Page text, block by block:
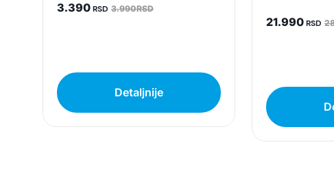
3.390RSD 3.990RSD
Detaljnije
21.990RSD